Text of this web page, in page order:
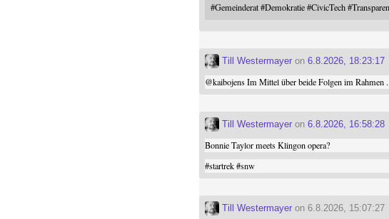
#Gemeinderat #Demokratie #CivicTech #
Till Westermayer on6.8.2026, 18:23:17
@kaibojensIm Mittel über beide Folgen im Rahmen
Till Westermayer on6.8.2026, 16:58:28
Bonnie Taylor meets Klingon opera?
#startrek #snw
Till Westermayer on 6.8.2026, 15:07:27